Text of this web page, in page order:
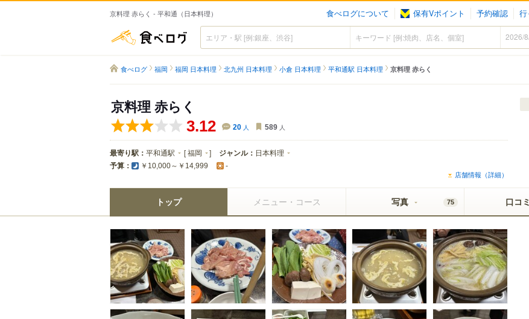
京料理 赤らく - 平和通（日本料理） 食べログについて 保有Vポイント 予約確認 行
食べログ
食べログ 福岡 福岡 日本料理 北九州 日本料理 小倉 日本料理 平和通駅 日本料理 京料理 赤らく
京料理 赤らく
3.12 20 人 589 人
最寄り駅： 平和通駅 [福岡 ] ジャンル： 日本料理
予算： ￥10,000～￥14,999 -
店舗情報（詳細）
トップ メニュー・コース 写真 75 口コミ